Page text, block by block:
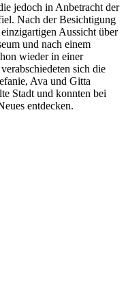
jedoch in Anbetracht der
Nach der Besichtigung
Aussicht über
und nach einem
wieder in einer
sich die
Ava und Gitta
Stadt und konnten bei
entdecken.